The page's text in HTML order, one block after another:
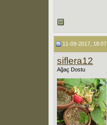
11-09-2017, 18:07
siflera12
Ağaç Dostu